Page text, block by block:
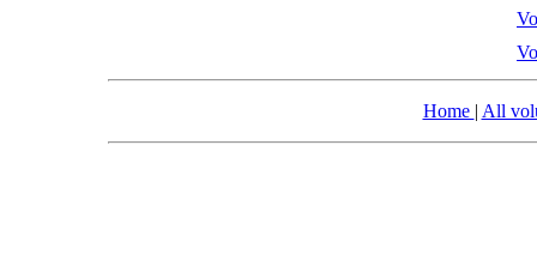
Home | All